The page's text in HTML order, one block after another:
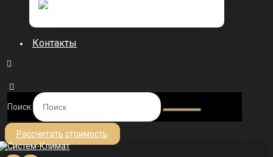
Контакты
Поиск
Рассчитать стоимость